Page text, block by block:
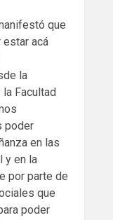
que
estar acá
la
Facultad
poder
en las
y en la
por parte de
que
poder